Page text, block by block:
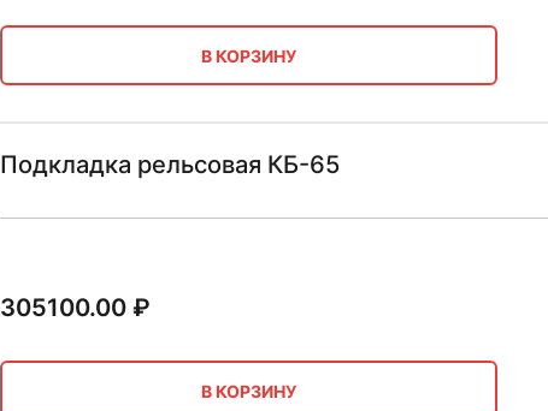
В КОРЗИНУ
Подкладка рельсовая КБ-65
305100.00₽
В КОРЗИНУ